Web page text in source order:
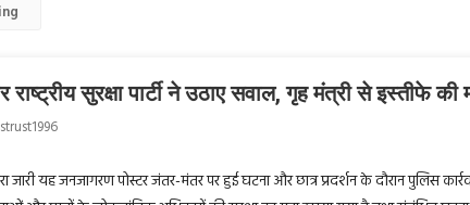
सुरक्षा पार्टी ने उठाए सवाल, गृह मंत्री से इस्तीफे की
द्वारा जारी यह जनजागरण पोस्टर जंतर-मंतर पर हुई घटना और छात्र प्रदर्शन के दौरान पुलिस